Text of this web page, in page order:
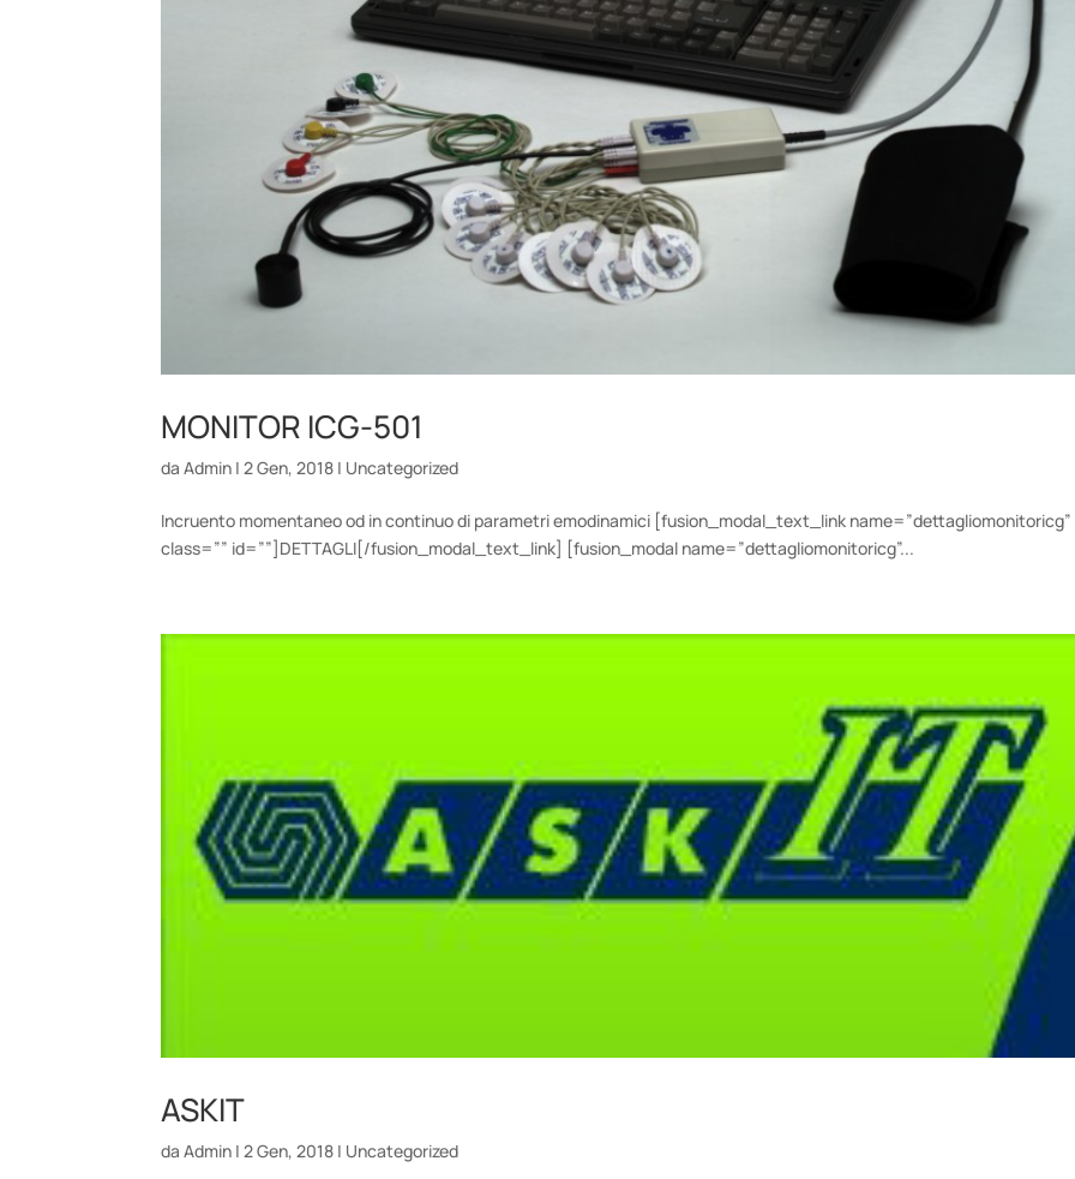
MONITOR ICG-501
daAdmin |2 Gen, 2018 | Uncategorized
Incruento momentaneo od in continuo di parametri emodinamici [fusion_modal_text_link name=”dettagliomonitoricg”
class=”” id=””]DETTAGLI[/fusion_modal_text_link] [fusion_modal name=”dettagliomonitoricg”...
ASKIT
daAdmin |2 Gen, 2018 | Uncategorized